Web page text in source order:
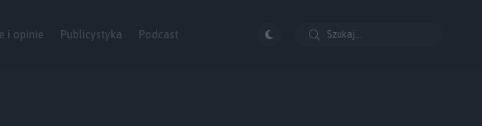
i opinie Publicystyka Podcast